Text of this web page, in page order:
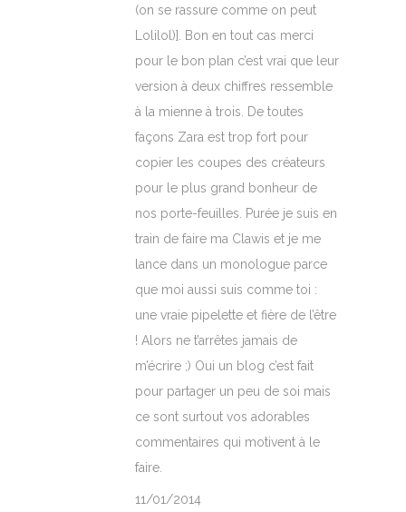
(on se rassure comme on peut
Lolilol)]. Bon en tout cas merci
pour le bon plan c’est vrai que leur
version à deux chiffres ressemble
à la mienne à trois. De toutes
façons Zara est trop fort pour
copier les coupes des créateurs
pour le plus grand bonheur de
nos porte-feuilles. Purée je suis en
train de faire ma Clawis et je me
lance dans un monologue parce
que moi aussi suis comme toi :
une vraie pipelette et fière de l’être
! Alors ne t’arrêtes jamais de
m’écrire ;) Oui un blog c’est fait
pour partager un peu de soi mais
ce sont surtout vos adorables
commentaires qui motivent à le
faire.
11/01/2014